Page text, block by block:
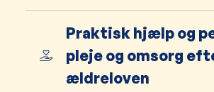
Praktisk hjælp og
pleje og omsorg
ældreloven